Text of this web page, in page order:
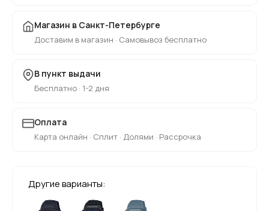
Магазин в Санкт-Петербурге
Доставим в магазин · Самовывоз бесплатно
В пункт выдачи
Бесплатно · 1-2 дня
Оплата
Карта онлайн · Сплит · Долями · Рассрочка
Другие варианты: